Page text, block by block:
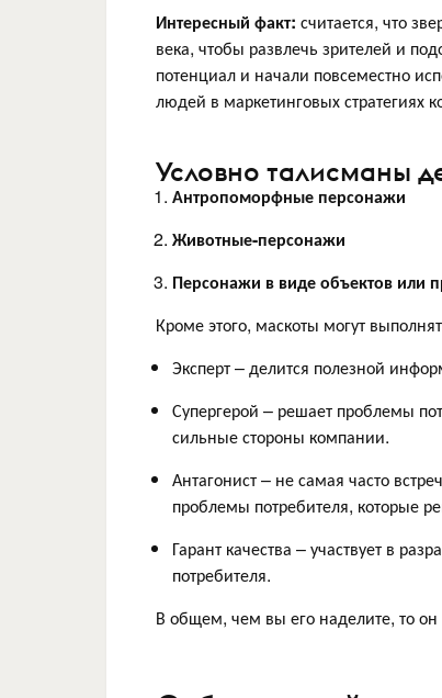
Интересный факт: считается, что
века, чтобы развлечь зрителей и
потенциал и начали повсеместно
людей в маркетинговых стратегиях
Условно талисманы
Антропоморфные персонажи
Животные-персонажи
Персонажи в виде объектов или
Кроме этого, маскоты могут
Эксперт – делится полезной
Супергерой – решает проблемы
сильные стороны компании.
Антагонист – не самая часто
проблемы потребителя, которые
Гарант качества – участвует в
потребителя.
В общем, чем вы его наделите, то он